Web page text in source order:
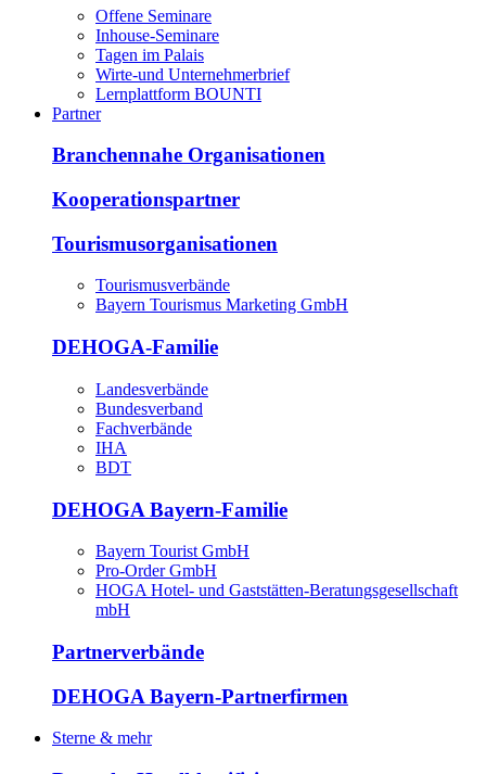
Offene Seminare
Inhouse-Seminare
Tagen im Palais
Wirte-und Unternehmerbrief
Lernplattform BOUNTI
Partner
Branchennahe Organisationen
Kooperationspartner
Tourismusorganisationen
Tourismusverbände
Bayern Tourismus Marketing GmbH
DEHOGA-Familie
Landesverbände
Bundesverband
Fachverbände
IHA
BDT
DEHOGA Bayern-Familie
Bayern Tourist GmbH
Pro-Order GmbH
HOGA Hotel- und Gaststätten-Beratungsgesellschaft
mbH
Partnerverbände
DEHOGA Bayern-Partnerfirmen
Sterne & mehr